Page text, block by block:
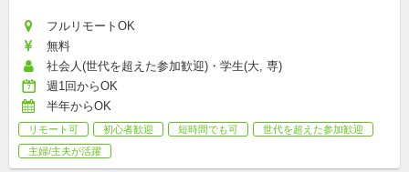
フルリモートOK
無料
社会人(世代を超えた参加歓迎)・学生(大, 専)
週1回からOK
半年からOK
リモート可 初心者歓迎 短時間でも可
世代を超えた参加歓迎
主婦/主夫が活躍